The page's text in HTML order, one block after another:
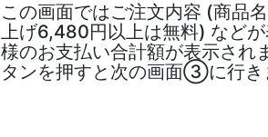
この画面ではご注文内容 (商品
上げ6,480円以上は無料) など
様のお支払い合計額が表示され
タンを押すと次の画面③に行き